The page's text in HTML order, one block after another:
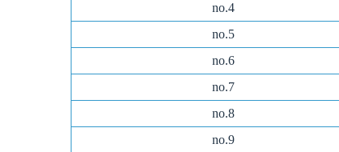
no.4
no.5
no.6
no.7
no.8
no.9